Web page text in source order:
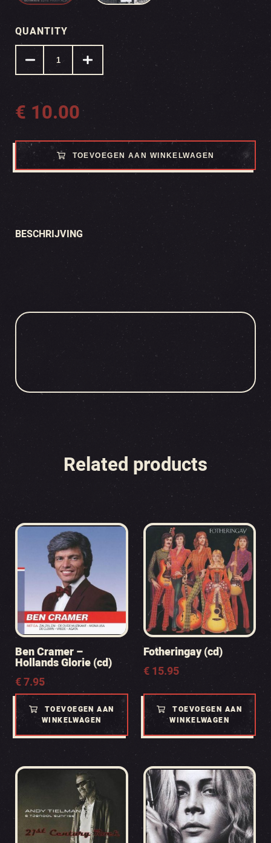
QUANTITY
€ 10.00
TOEVOEGEN AAN WINKELWAGEN
BESCHRIJVING
Related products
Ben Cramer –
Hollands Glorie (cd)
€7.95
TOEVOEGEN AAN
WINKELWAGEN
Fotheringay (cd)
€15.95
TOEVOEGEN AAN
WINKELWAGEN